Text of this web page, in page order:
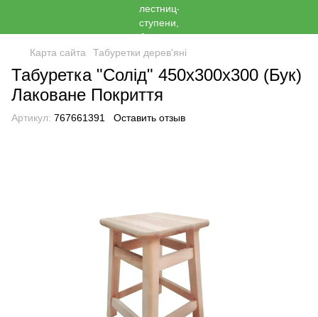
Карта сайта Табуретки дерев'яні
Табуретка "Солід" 450x300x300 (Бук)
Лаковане Покриття
Артикул: 767661391 Оставить отзыв